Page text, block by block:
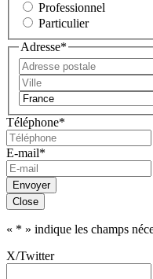
Professionnel
Particulier
Adresse*
Téléphone*
E-mail*
Envoyer
Close
« * » indique les champs
X/Twitter